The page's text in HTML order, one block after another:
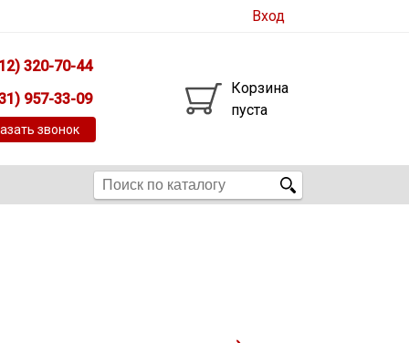
Вход
320-70-44
957-33-09
звонок
Корзина
пуста